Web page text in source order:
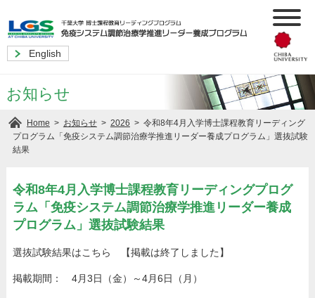
English
お知らせ
Home > お知らせ > 2026 > 令和8年4月入学博士課程教育リーディング
プログラム「免疫システム調節治療学推進リーダー養成プログラム」選抜試験
結果
令和8年4月入学博士課程教育リーディングプログ
ラム「免疫システム調節治療学推進リーダー養成
プログラム」選抜試験結果
選抜試験結果はこちら 【掲載は終了しました】
掲載期間： 4月3日（金）～4月6日（月）